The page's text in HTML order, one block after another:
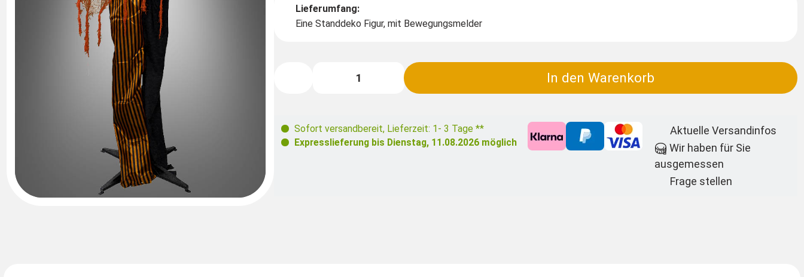
Lieferumfang:
Eine Standdeko Figur, mit Bewegungsmelder
In den Warenkorb
Sofort versandbereit, Lieferzeit: 1- 3 Tage **
Expresslieferung bis Dienstag, 11.08.2026 möglich
Aktuelle Versandinfos
Wir haben für Sie
ausgemessen
Frage stellen